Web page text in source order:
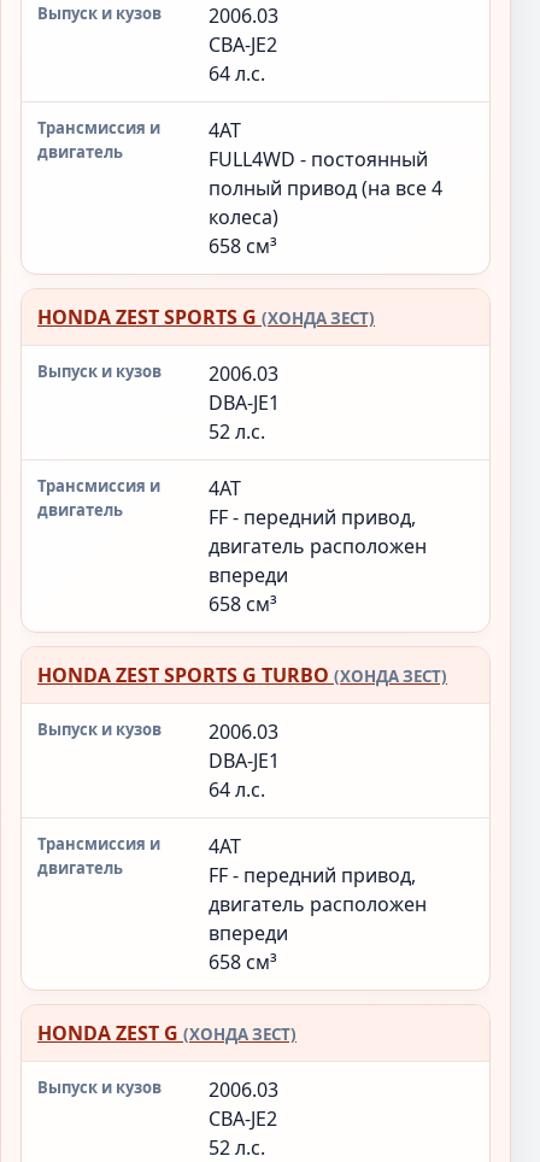
2006.03
CBA-JE2
64 л.с.
4AT
FULL4WD - постоянный
полный привод (на все 4
колеса)
658 см³
HONDA ZEST SPORTS G (ХОНДА ЗЕСТ)
2006.03
DBA-JE1
52 л.с.
4AT
FF - передний привод,
двигатель расположен
впереди
658 см³
HONDA ZEST SPORTS G TURBO (ХОНДА ЗЕСТ)
2006.03
DBA-JE1
64 л.с.
4AT
FF - передний привод,
двигатель расположен
впереди
658 см³
HONDA ZEST G (ХОНДА ЗЕСТ)
2006.03
CBA-JE2
52 л.с.